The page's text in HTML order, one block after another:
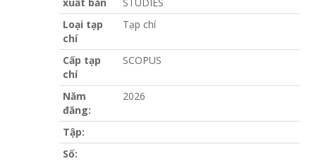
Loại tạp
chí
Tạp chí
Cấp tạp
chí
SCOPUS
Năm
đăng:
2026
Tập:
Số: